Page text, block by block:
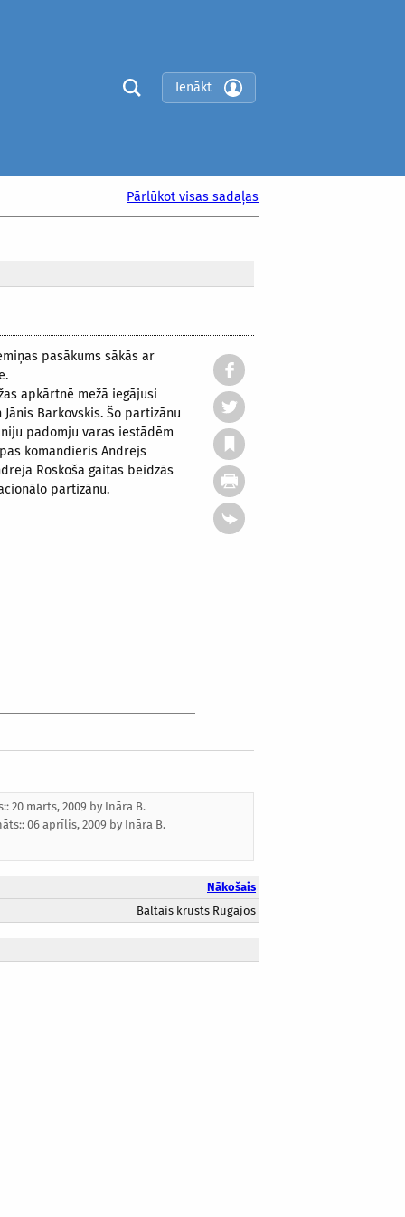
Ienākt
Pārlūkot visas sadaļas
pasākums sākās ar
apkārtnē mežā iegājusi
Barkovskis. Šo partizānu
padomju varas iestādēm
komandieris Andrejs
Roskoša gaitas beidzās
partizānu.
20 marts, 2009 by Ināra B.
06 aprīlis, 2009 by Ināra B.
Nākošais
Baltais krusts Rugājos